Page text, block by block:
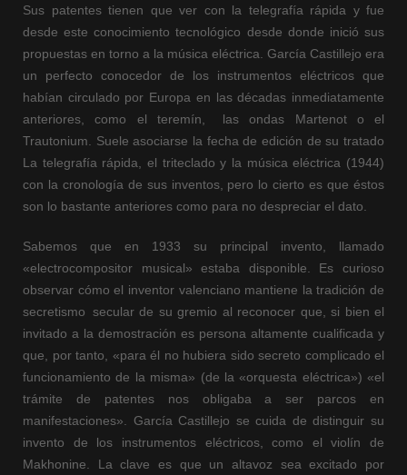
Sus patentes tienen que ver con la telegrafía rápida y fue
desde este conocimiento tecnológico desde donde inició sus
propuestas en torno a la música eléctrica. García Castillejo era
un perfecto conocedor de los instrumentos eléctricos que
habían circulado por Europa en las décadas inmediatamente
anteriores, como el teremín, las ondas Martenot o el
Trautonium. Suele asociarse la fecha de edición de su tratado
La telegrafía rápida, el triteclado y la música eléctrica (1944)
con la cronología de sus inventos, pero lo cierto es que éstos
son lo bastante anteriores como para no despreciar el dato.
Sabemos que en 1933 su principal invento, llamado
«electrocompositor musical» estaba disponible. Es curioso
observar cómo el inventor valenciano mantiene la tradición de
secretismo secular de su gremio al reconocer que, si bien el
invitado a la demostración es persona altamente cualificada y
que, por tanto, «para él no hubiera sido secreto complicado el
funcionamiento de la misma» (de la «orquesta eléctrica») «el
trámite de patentes nos obligaba a ser parcos en
manifestaciones». García Castillejo se cuida de distinguir su
invento de los instrumentos eléctricos, como el violín de
Makhonine. La clave es que un altavoz sea excitado por